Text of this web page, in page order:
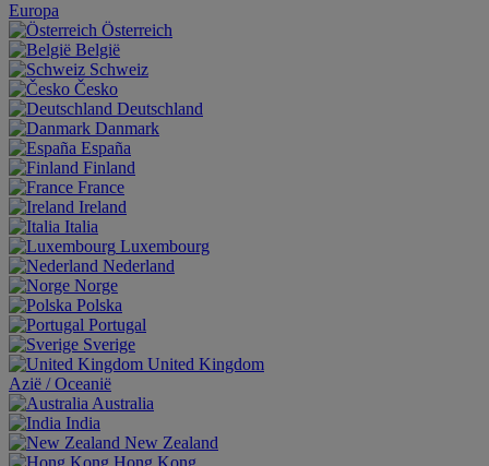
Europa
Österreich
België
Schweiz
Česko
Deutschland
Danmark
España
Finland
France
Ireland
Italia
Luxembourg
Nederland
Norge
Polska
Portugal
Sverige
United Kingdom
Aziё / Oceaniё
Australia
India
New Zealand
Hong Kong